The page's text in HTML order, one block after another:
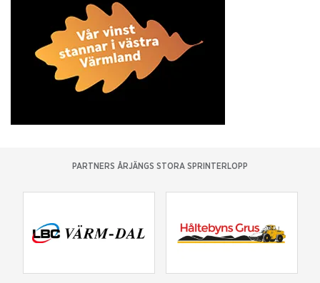
PARTNERS ÅRJÄNGS STORA SPRINTERLOPP